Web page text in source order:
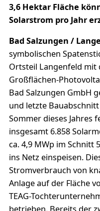
3,6 Hektar Fläche
Solarstrom pro Jahr
Bad Salzungen /
symbolischen
Ortsteil Langenfeld mit
Großflächen-
Bad Salzungen GmbH
und letzte
Sommer dieses Jahres
insgesamt 6.858
ca. 4,9 MWp im Schnitt
ins Netz einspeisen.
Stromverbrauch von
Anlage auf der Fläche
TEAG-